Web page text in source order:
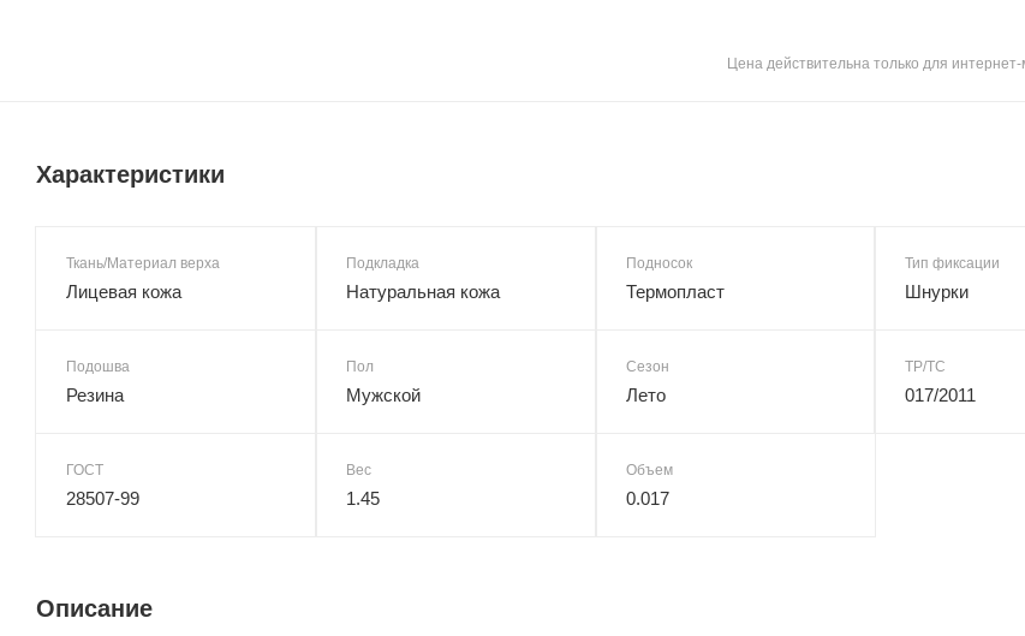
Цена действительна только для
Характеристики
Ткань/Материал верха
Лицевая кожа
Подкладка
Натуральная кожа
Подносок
Термопласт
Тип фиксации
Шнурки
Подошва
Резина
Пол
Мужской
Сезон
Лето
ТР/ТС
017/2011
ГОСТ
28507-99
Вес
1.45
Объем
0.017
Описание